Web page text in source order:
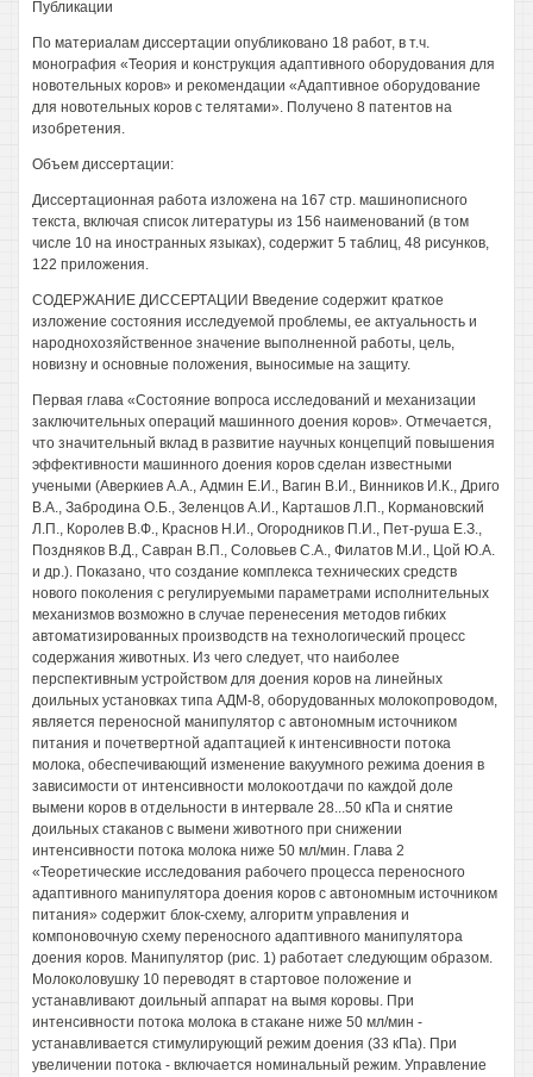
Публикации
По материалам диссертации опубликовано 18 работ, в т.ч.
монография «Теория и конструкция адаптивного оборудования для
новотельных коров» и рекомендации «Адаптивное оборудование
для новотельных коров с телятами». Получено 8 патентов на
изобретения.
Объем диссертации:
Диссертационная работа изложена на 167 стр. машинописного
текста, включая список литературы из 156 наименований (в том
числе 10 на иностранных языках), содержит 5 таблиц, 48 рисунков,
122 приложения.
СОДЕРЖАНИЕ ДИССЕРТАЦИИ Введение содержит краткое
изложение состояния исследуемой проблемы, ее актуальность и
народнохозяйственное значение выполненной работы, цель,
новизну и основные положения, выносимые на защиту.
Первая глава «Состояние вопроса исследований и механизации
заключительных операций машинного доения коров». Отмечается,
что значительный вклад в развитие научных концепций повышения
эффективности машинного доения коров сделан известными
учеными (Аверкиев A.A., Админ Е.И., Вагин В.И., Винников И.К., Дриго
В.А., Забродина О.Б., Зеленцов А.И., Карташов Л.П., Кормановский
Л.П., Королев В.Ф., Краснов Н.И., Огородников П.И., Пет-руша Е.З.,
Поздняков В.Д., Савран В.П., Соловьев С.А., Филатов М.И., Цой Ю.А.
и др.). Показано, что создание комплекса технических средств
нового поколения с регулируемыми параметрами исполнительных
механизмов возможно в случае перенесения методов гибких
автоматизированных производств на технологический процесс
содержания животных. Из чего следует, что наиболее
перспективным устройством для доения коров на линейных
доильных установках типа АДМ-8, оборудованных молокопроводом,
является переносной манипулятор с автономным источником
питания и почетвертной адаптацией к интенсивности потока
молока, обеспечивающий изменение вакуумного режима доения в
зависимости от интенсивности молокоотдачи по каждой доле
вымени коров в отдельности в интервале 28...50 кПа и снятие
доильных стаканов с вымени животного при снижении
интенсивности потока молока ниже 50 мл/мин. Глава 2
«Теоретические исследования рабочего процесса переносного
адаптивного манипулятора доения коров с автономным источником
питания» содержит блок-схему, алгоритм управления и
компоновочную схему переносного адаптивного манипулятора
доения коров. Манипулятор (рис. 1) работает следующим образом.
Молоколовушку 10 переводят в стартовое положение и
устанавливают доильный аппарат на вымя коровы. При
интенсивности потока молока в стакане ниже 50 мл/мин -
устанавливается стимулирующий режим доения (33 кПа). При
увеличении потока - включается номинальный режим. Управление